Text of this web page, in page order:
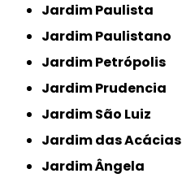
Jardim Paulista
Jardim Paulistano
Jardim Petrópolis
Jardim Prudencia
Jardim São Luiz
Jardim das Acácias
Jardim Ângela